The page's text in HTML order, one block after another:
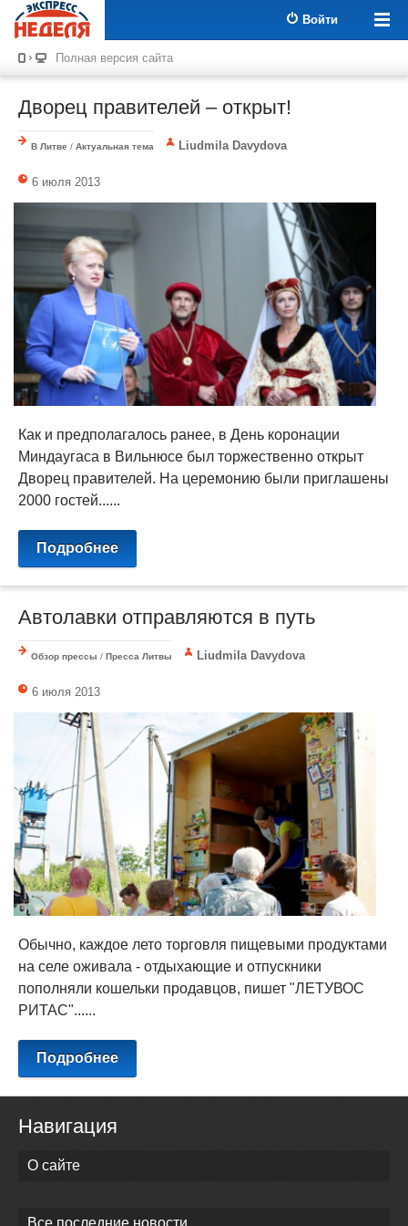
Войти
Полная версия сайта
Дворец правителей – открыт!
В Литве / Актуальная тема Liudmila Davydova
6 июля 2013
Как и предполагалось ранее, в День коронации
Миндаугаса в Вильнюсе был торжественно открыт
Дворец правителей. На церемонию были приглашены
2000 гостей......
Подробнее
Автолавки отправляются в путь
Обзор прессы / Пресса Литвы Liudmila Davydova
6 июля 2013
Обычно, каждое лето торговля пищевыми продуктами
на селе оживала - отдыхающие и отпускники
пополняли кошельки продавцов, пишет "ЛЕТУВОС
РИТАС"......
Подробнее
Навигация
О сайте
Все последние новости